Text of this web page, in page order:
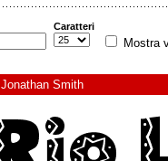
Caratteri
Mostra
Jonathan Smith